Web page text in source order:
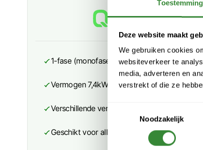
Toestemming
Deze website maakt
We gebruiken cookies
websiteverkeer te
media, adverteren en
verstrekt of die ze
T
e
Noodzakelijk
1-fase (monofase) laadpaal
Vermogen 7,4kW
Verschillende vermogens instelbaar
Geschikt voor alle elektrische voertuigen